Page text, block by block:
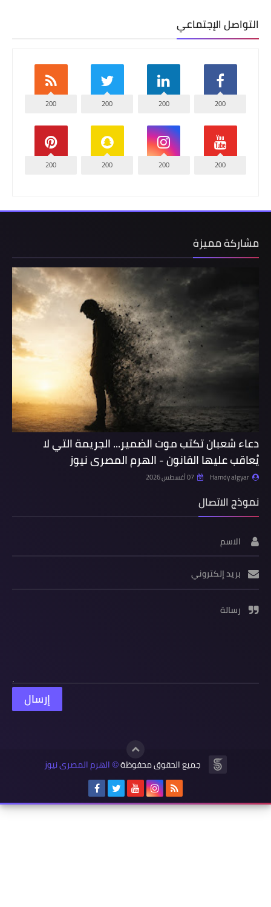
التواصل الإجتماعي
200
200
200
200
200
200
200
200
مشاركة مميزة
دعاء شعبان تكتب موت الضمير... الجريمة التي لا
يُعاقب عليها القانون - الهرم المصرى نيوز
Hamdy algyar 07 أغسطس 2026
نموذج الاتصال
الاسم
بريد إلكتروني
رسالة
جميع الحقوق محفوظة© الهرم المصرى نيوز